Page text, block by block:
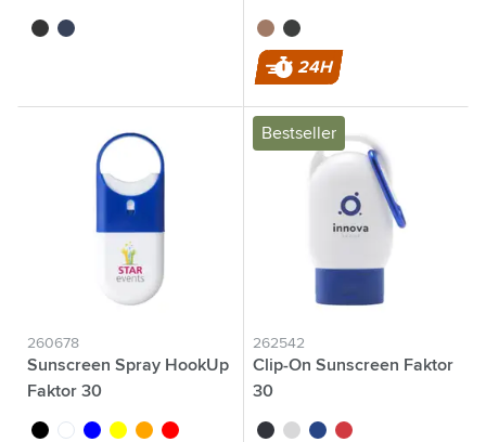
noir bleu brun noir
24H
260678
Sunscreen Spray HookUp
Faktor 30
noir blancbleu jauneorange
rouge
Bestseller
262542
Clip-On Sunscreen Faktor
30
noir blancbleu rouge